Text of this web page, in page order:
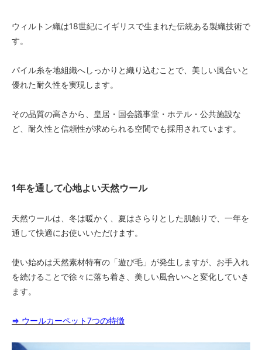
ウィルトン織は18世紀にイギリスで生まれた伝統ある製織技術で
す。
パイル糸を地組織へしっかりと織り込むことで、美しい風合いと
優れた耐久性を実現します。
その品質の高さから、皇居・国会議事堂・ホテル・公共施設な
ど、耐久性と信頼性が求められる空間でも採用されています。
1年を通して心地よい天然ウール
天然ウールは、冬は暖かく、夏はさらりとした肌触りで、一年を
通して快適にお使いいただけます。
使い始めは天然素材特有の「遊び毛」が発生しますが、お手入れ
を続けることで徐々に落ち着き、美しい風合いへと変化していき
ます。
⇒ ウールカーペット7つの特徴